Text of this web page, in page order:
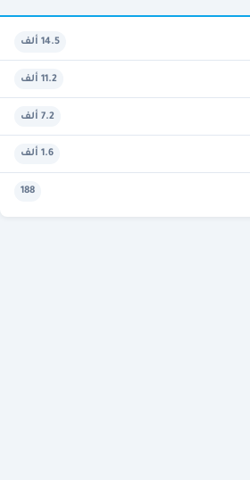
14.5 ألف
11.2 ألف
7.2 ألف
1.6 ألف
188